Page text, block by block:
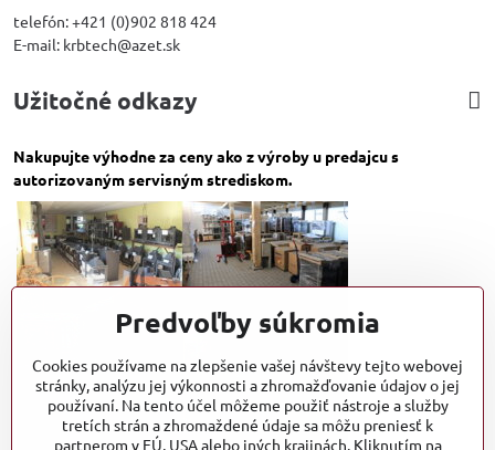
telefón: +421 (0)902 818 424
E-mail: krbtech@azet.sk
Užitočné odkazy
Nakupujte výhodne za ceny ako z výroby u predajcu s
autorizovaným servisným strediskom.
Predvoľby súkromia
Cookies používame na zlepšenie vašej návštevy tejto webovej
stránky, analýzu jej výkonnosti a zhromažďovanie údajov o jej
používaní. Na tento účel môžeme použiť nástroje a služby
tretích strán a zhromaždené údaje sa môžu preniesť k
partnerom v EÚ, USA alebo iných krajinách. Kliknutím na